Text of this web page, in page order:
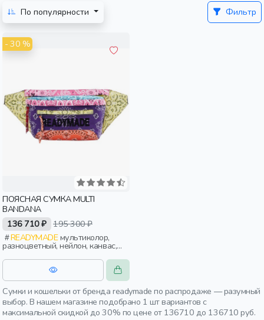
По популярности
Фильтр
- 30 %
ПОЯСНАЯ СУМКА MULTI
BANDANA
136 710 ₽ 195 300 ₽
READYMADEмультиколор,
разноцветный, нейлон, канвас,
молния, принт, пояс, женщины,
мужчины, взрослые
Сумки и кошельки от бренда readymade по распродаже — разумный
выбор. В нашем магазине подобрано 1 шт вариантов с
максимальной скидкой до 30% по цене от 136710 до 136710 руб.